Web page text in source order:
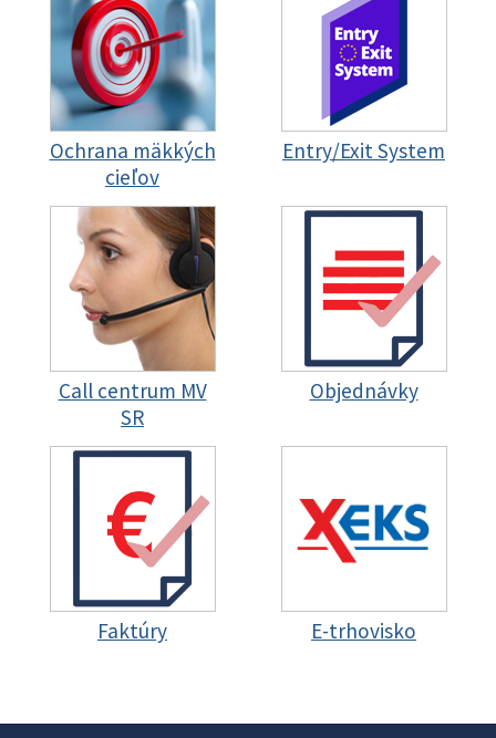
Ochrana mäkkých
cieľov
Entry/Exit System
Call centrum MV
SR
Objednávky
Faktúry E-trhovisko